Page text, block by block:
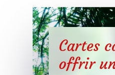
Cartes
offrir